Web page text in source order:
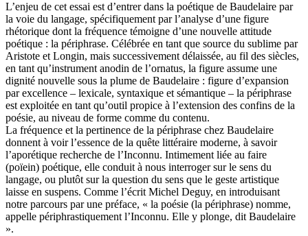
L’enjeu de cet essai est d’entrer dans la poétique de Baudelaire par
la voie du langage, spécifiquement par l’analyse d’une figure
rhétorique dont la fréquence témoigne d’une nouvelle attitude
poétique : la périphrase. Célébrée en tant que source du sublime par
Aristote et Longin, mais successivement délaissée, au fil des siècles,
en tant qu’instrument anodin de l’ornatus, la figure assume une
dignité nouvelle sous la plume de Baudelaire : figure d’expansion
par excellence – lexicale, syntaxique et sémantique – la périphrase
est exploitée en tant qu’outil propice à l’extension des confins de la
poésie, au niveau de forme comme du contenu.
La fréquence et la pertinence de la périphrase chez Baudelaire
donnent à voir l’essence de la quête littéraire moderne, à savoir
l’aporétique recherche de l’Inconnu. Intimement liée au faire
(poïein) poétique, elle conduit à nous interroger sur le sens du
langage, ou plutôt sur la question du sens que le geste artistique
laisse en suspens. Comme l’écrit Michel Deguy, en introduisant
notre parcours par une préface, « la poésie (la périphrase) nomme,
appelle périphrastiquement l’Inconnu. Elle y plonge, dit Baudelaire
».